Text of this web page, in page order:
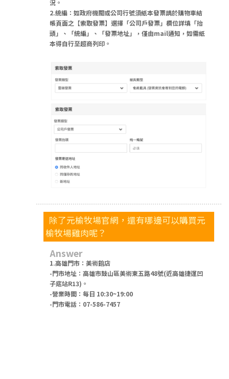
況。
2.統編：如政府機關或公司行號須紙本發票請於購物車結
帳頁面之【索取發票】選擇「公司戶發票」欄位詳填「抬
頭」、「統編」、「發票地址」，僅由mail通知，如需紙
本得自行至超商列印。
除了元榆牧場官網，還有哪邊可以購買元
榆牧場雞肉呢？
Answer
1.高雄門市：美術館店
-門市地址：高雄市鼓山區美術東五路48號(近高雄捷運凹
子底站R13)。
-營業時間：每日 10:30~19:00
-門市電話：07-586-7457